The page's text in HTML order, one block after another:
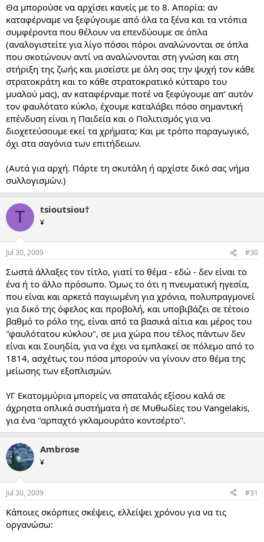
Θα μπορούσε να αρχίσει κανείς με το 8. Απορία: αν
καταφέρναμε να ξεφύγουμε από όλα τα ξένα και τα ντόπια
συμφέροντα που θέλουν να επενδύουμε σε όπλα
(αναλογιστείτε για λίγο πόσοι πόροι αναλώνονται σε όπλα
που σκοτώνουν αντί να αναλώνονται στη γνώση και στη
στήριξη της ζωής και μισείστε με όλη σας την ψυχή τον κάθε
στρατοκράτη και το κάθε στρατοκρατικό κύτταρο του
μυαλού μας), αν καταφέρναμε ποτέ να ξεφύγουμε απ’ αυτόν
τον φαυλότατο κύκλο, έχουμε καταλάβει πόσο σημαντική
επένδυση είναι η Παιδεία και ο Πολιτισμός για να
διοχετεύσουμε εκεί τα χρήματα; Και με τρόπο παραγωγικό,
όχι στα σαγόνια των επιτήδειων.
(Αυτά για αρχή. Πάρτε τη σκυτάλη ή αρχίστε δικό σας νήμα
συλλογισμών.)
T tsioutsiou†
¥
Jul 30, 2009 #30
Σωστά άλλαξες τον τίτλο, γιατί το θέμα - εδώ - δεν είναι το
ένα ή το άλλο πρόσωπο. Όμως το ότι η πνευματική ηγεσία,
που είναι και αρκετά παγιωμένη για χρόνια, πολυπραγμονεί
για δικό της όφελος και προβολή, και υποβιβάζει σε τέτοιο
βαθμό το ρόλο της, είναι από τα βασικά αίτια και μέρος του
"φαυλότατου κύκλου", σε μια χώρα που τέλος πάντων δεν
είναι και Σουηδία, για να έχει να εμπλακεί σε πόλεμο από το
1814, ασχέτως του πόσα μπορούν να γίνουν στο θέμα της
μείωσης των εξοπλισμών.
ΥΓ Εκατομμύρια μπορείς να σπαταλάς εξίσου καλά σε
άχρηστα οπλικά συστήματα ή σε Μυθωδίες του Vangelakis,
για ένα "αρπαχτό γκλαμουράτο κοντσέρτο".
Ambrose
¥
Jul 30, 2009 #31
Κάποιες σκόρπιες σκέψεις, ελλείψει χρόνου για να τις
οργανώσω: